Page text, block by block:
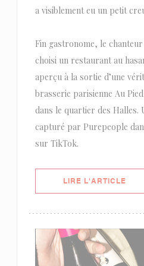
a visiblement eu un petit
Fin gastronome, le
choisi un restaurant au
aperçu à la sortie d’une
brasserie parisienne Au
dans le quartier des Halles.
capturé par Purepeople
sur TikTok.
LIRE L'ARTICLE